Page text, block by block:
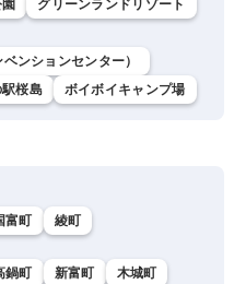
グリーンランドリゾート
ンションセンター）
桜島 ボイボイキャンプ場
富町 綾町
鍋町 新富町
木城町